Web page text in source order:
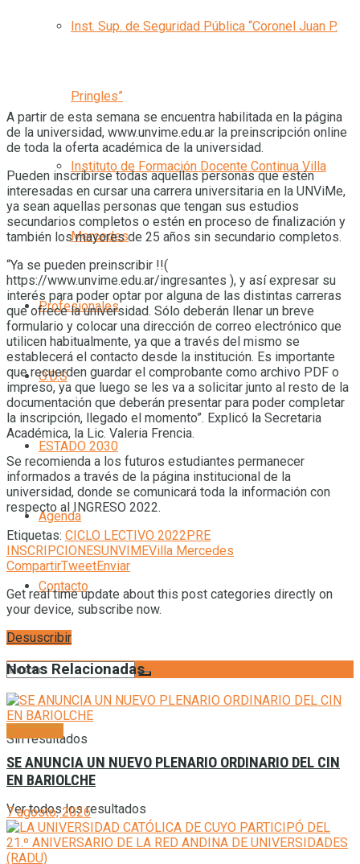
Inst. Sup. de Seguridad Pública “Coronel Juan P.
Pringles”
Instituto de Formación Docente Continua Villa
Mercedes
Profesionales
O.D.S
ESTADO 2030
Agenda
Contacto
Sin resultados
Ver todos los resultados
A partir de esta semana se encuentra habilitada en la página
de la universidad, www.unvime.edu.ar la preinscripción online
de toda la oferta académica de la universidad.
Pueden inscribirse todas aquellas personas que estén
interesadas en cursar una carrera universitaria en la UNViMe,
ya sean aquellas personas que tengan sus estudios
secundarios completos o estén en proceso de finalización y
también los mayores de 25 años sin secundario completos.
“Ya se pueden preinscribir !!(
https://www.unvime.edu.ar/ingresantes ), y así expresar su
interés para poder optar por alguna de las distintas carreras
que ofrece la universidad. Sólo deberán llenar un breve
formulario y colocar una dirección de correo electrónico que
utilicen habitualmente, ya que a través del mismo se
establecerá el contacto desde la institución. Es importante
que recuerden guardar el comprobante como archivo PDF o
impreso, ya que luego se les va a solicitar junto al resto de la
documentación que deberán presentar para poder completar
la inscripción, llegado el momento”. Explicó la Secretaria
Académica, la Lic. Valeria Frencia.
Se recomienda a los futuros estudiantes permanecer
informados a través de la página institucional de la
universidad, donde se comunicará toda la información con
respecto al INGRESO 2022.
Etiquetas: CICLO LECTIVO 2022PRE
INSCRIPCIONESUNVIMEVilla Mercedes
CompartirTweetEnviar
Get real time update about this post categories directly on
your device, subscribe now.
Desuscribir
Notas Relacionadas
SE ANUNCIA UN NUEVO PLENARIO ORDINARIO DEL CIN
EN BARIOLCHE
7 agosto, 2026